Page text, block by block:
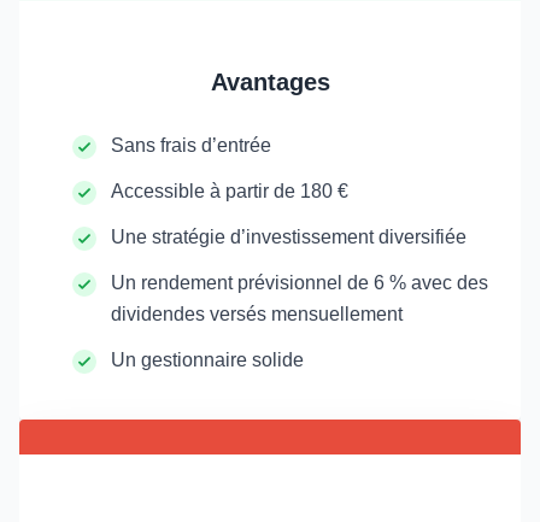
Avantages
Sans frais d’entrée
Accessible à partir de 180 €
Une stratégie d’investissement diversifiée
Un rendement prévisionnel de 6 % avec des
dividendes versés mensuellement
Un gestionnaire solide